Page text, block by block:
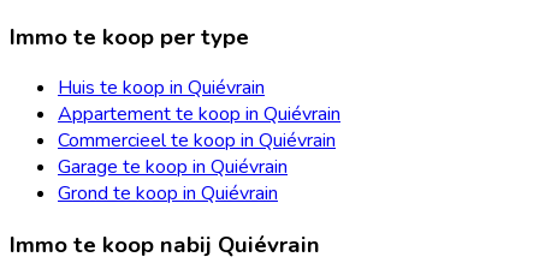
Immo te koop per type
Huis te koop in Quiévrain
Appartement te koop in Quiévrain
Commercieel te koop in Quiévrain
Garage te koop in Quiévrain
Grond te koop in Quiévrain
Immo te koop nabij Quiévrain